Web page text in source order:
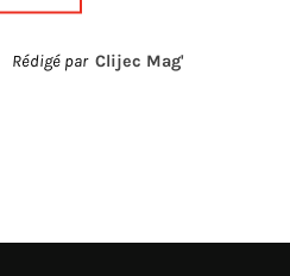
Rédigé par Clijec Mag'